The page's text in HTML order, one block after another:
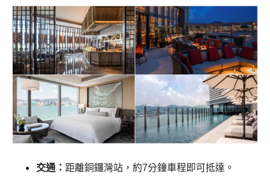
交通： 距離銅鑼灣站，約7分鐘車程即可抵達。